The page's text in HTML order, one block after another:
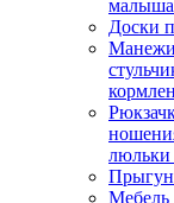
Доски
люльки
Мебель